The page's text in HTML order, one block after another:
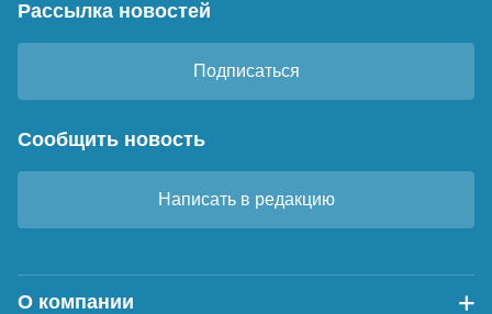
Рассылка новостей
Подписаться
Сообщить новость
Написать в редакцию
О компании